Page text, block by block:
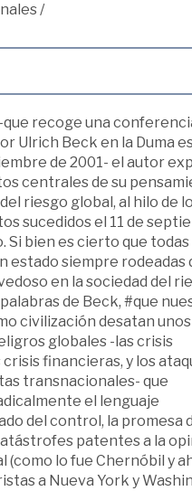
/
recoge una
Ulrich Beck en la Duma
de 2001- el autor
centrales de su
riesgo global, al hilo de
sucedidos el 11 de
Si bien es cierto que todas
estado siempre rodeadas
en la sociedad del
de Beck, #que
civilización desatan unos
globales -las crisis
financieras, y los
transnacionales- que
el lenguaje
del control, la promesa
patentes a la
(como lo fue Chernóbil y
a Nueva York y